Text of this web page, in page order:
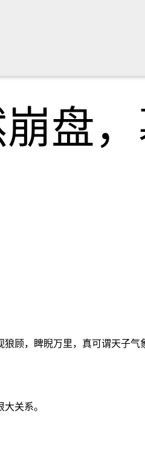
盘
顾，睥睨万里，真可谓天子气
关系。